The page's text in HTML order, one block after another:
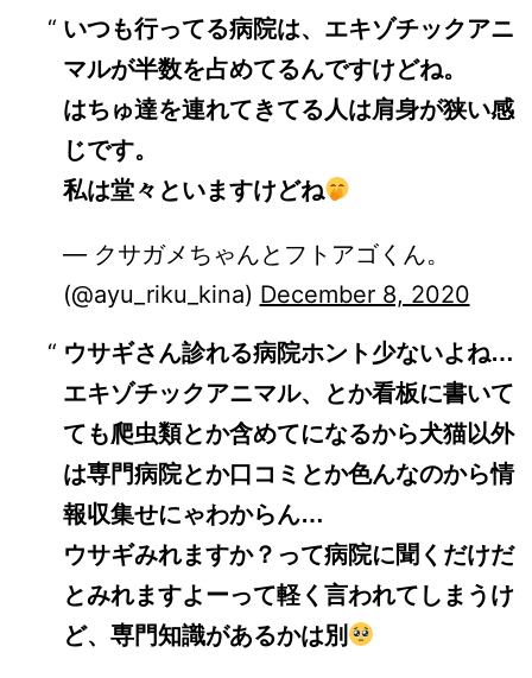
いつも行ってる病院は、エキゾチックアニ
マルが半数を占めてるんですけどね。
はちゅ達を連れてきてる人は肩身が狭い感
じです。
私は堂々といますけどね
— クサガメちゃんとフトアゴくん。
(@ayu_riku_kina) December 8, 2020
ウサギさん診れる病院ホント少ないよね…
エキゾチックアニマル、とか看板に書いて
ても爬虫類とか含めてになるから犬猫以外
は専門病院とか口コミとか色んなのから情
報収集せにゃわからん…
ウサギみれますか？って病院に聞くだけだ
とみれますよーって軽く言われてしまうけ
ど、専門知識があるかは別